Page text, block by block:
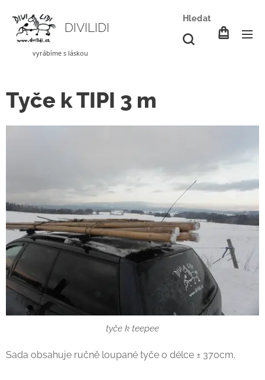
DIVILIDI
vyrábíme s láskou
Hledat
Tyče k TIPI 3 m
tyče k teepee
Sada obsahuje ručně loupané tyče o délce ± 370cm.